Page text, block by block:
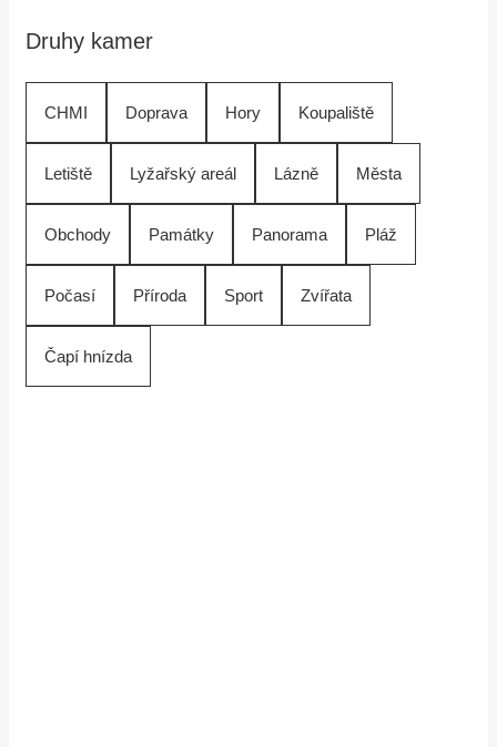
Druhy kamer
CHMI Doprava Hory Koupaliště
Letiště Lyžařský areál Lázně Města
Obchody Památky Panorama Pláž
Počasí Příroda Sport Zvířata
Čapí hnízda